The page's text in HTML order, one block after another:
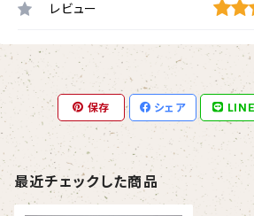
レビュー
保存 シェア LINE
最近チェックした商品